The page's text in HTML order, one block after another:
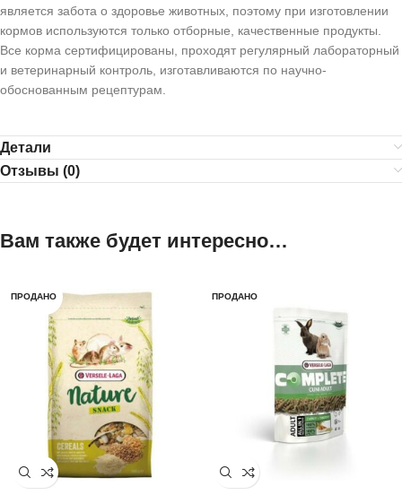
является забота о здоровье животных, поэтому при изготовлении
кормов используются только отборные, качественные продукты.
Все корма сертифицированы, проходят регулярный лабораторный
и ветеринарный контроль, изготавливаются по научно-
обоснованным рецептурам.
Детали
Отзывы (0)
Вам также будет интересно…
ПРОДАНО ПРОДАНО